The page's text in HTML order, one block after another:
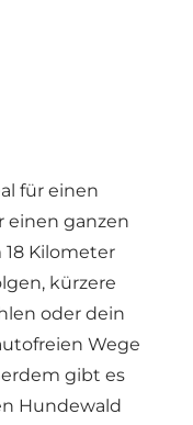
für einen
einen ganzen
Kilometer
kürzere
oder dein
Wege
gibt es
Hundewald